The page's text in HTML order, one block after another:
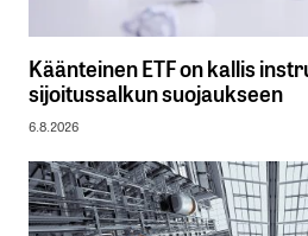
Käänteinen ETF on kallis
sijoitussalkun suojaukseen
6.8.2026